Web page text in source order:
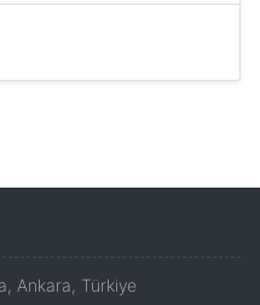
Ankara, Türkiye